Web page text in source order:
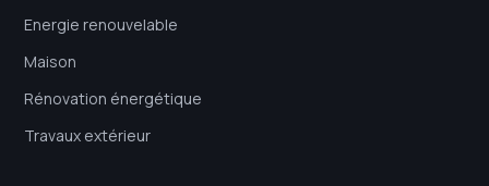
Energie renouvelable
Maison
Rénovation énergétique
Travaux extérieur